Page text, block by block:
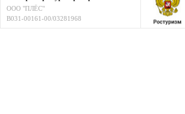
ООО "ПЛЁС"
В031-00161-00/03281968